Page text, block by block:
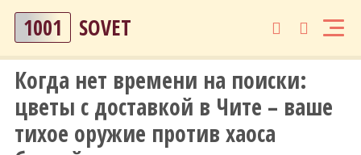
1001 SOVET
Когда нет времени на поиски:
цветы с доставкой в Чите – ваше
тихое оружие против хаоса